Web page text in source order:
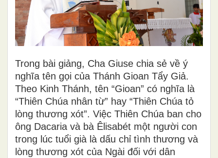
Trong bài giảng, Cha Giuse chia sẻ về ý
nghĩa tên gọi của Thánh Gioan Tẩy Giả.
Theo Kinh Thánh, tên “Gioan” có nghĩa là
“Thiên Chúa nhân từ” hay “Thiên Chúa tỏ
lòng thương xót”. Việc Thiên Chúa ban cho
ông Dacaria và bà Êlisabét một người con
trong lúc tuổi già là dấu chỉ tình thương và
lòng thương xót của Ngài đối với dân